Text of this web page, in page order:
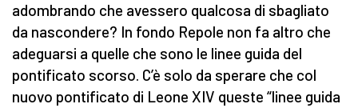
adombrando che avessero qualcosa di sbagliato
da nascondere? In fondo Repole non fa altro che
adeguarsi a quelle che sono le linee guida del
pontificato scorso. C’è solo da sperare che col
nuovo pontificato di Leone XIV queste “linee guida